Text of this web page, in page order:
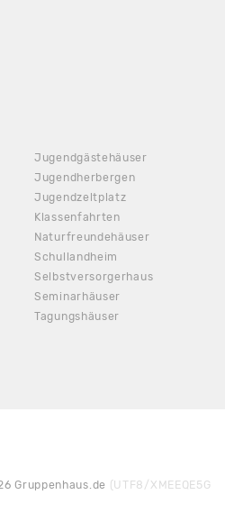
Jugendgästehäuser
Jugendherbergen
Jugendzeltplatz
Klassenfahrten
Naturfreundehäuser
Schullandheim
Selbstversorgerhaus
Seminarhäuser
Tagungshäuser
Gruppenhaus.de
(UTF8/XMEEQE5G